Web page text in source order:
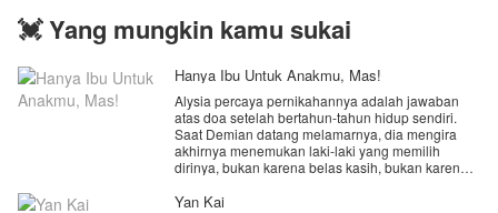
💓 Yang mungkin kamu sukai
Hanya Ibu Untuk Anakmu, Mas!
Alysia percaya pernikahannya adalah jawaban
atas doa setelah bertahun-tahun hidup sendiri.
Saat Demian datang melamarnya, dia mengira
akhirnya menemukan laki-laki yang memilih
dirinya, bukan karena belas kasih, bukan karena
Yan Kai